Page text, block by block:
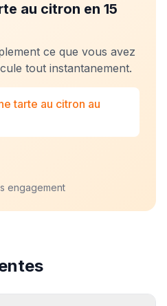
au citron en 15
ce que vous avez
tout instantanement.
tarte au citron au
engagement